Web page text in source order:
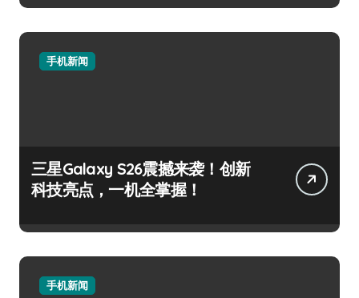
手机新闻
三星Galaxy S26震撼来袭！创新
科技亮点，一机全掌握！
手机新闻